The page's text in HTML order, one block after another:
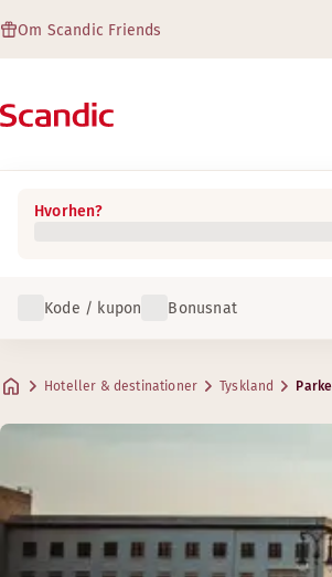
Om Scandic Friends
Hvorhen?
Kode / kupon Bonusnat
Hoteller & destinationer Tyskland